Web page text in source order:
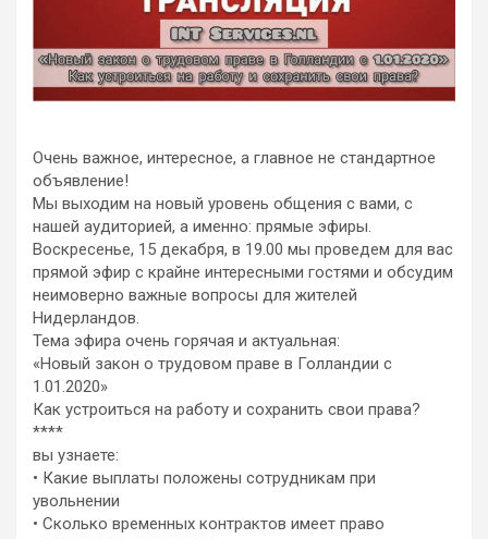
Очень важное, интересное, а главное не стандартное
объявление!
Мы выходим на новый уровень общения с вами, с
нашей аудиторией, а именно: прямые эфиры.
Воскресенье, 15 декабря, в 19.00 мы проведем для вас
прямой эфир с крайне интересными гостями и обсудим
неимоверно важные вопросы для жителей
Нидерландов.
Тема эфира очень горячая и актуальная:
«Новый закон о трудовом праве в Голландии с
1.01.2020»
Как устроиться на работу и сохранить свои права?
****
вы узнаете:
• Какие выплаты положены сотрудникам при
увольнении
• Сколько временных контрактов имеет право